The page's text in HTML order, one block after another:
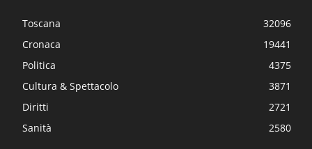
Toscana
32096
Cronaca
19441
Politica
4375
Cultura & Spettacolo
3871
Diritti
2721
Sanità
2580